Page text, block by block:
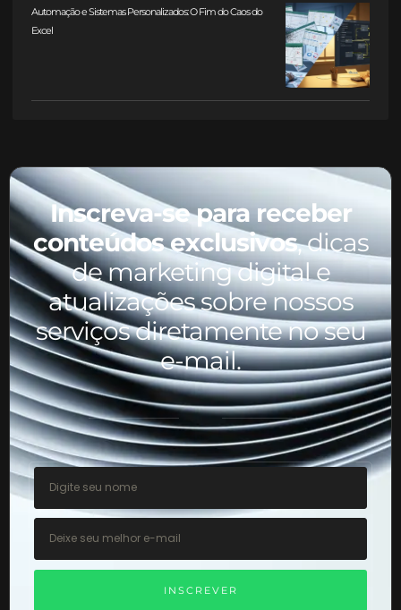
Automação e Sistemas Personalizados: O Fim do Caos do
Excel
Inscreva-se para receber
conteúdos exclusivos, dicas
de marketing digital e
atualizações sobre nossos
serviços diretamente no seu
e-mail.
INSCREVER